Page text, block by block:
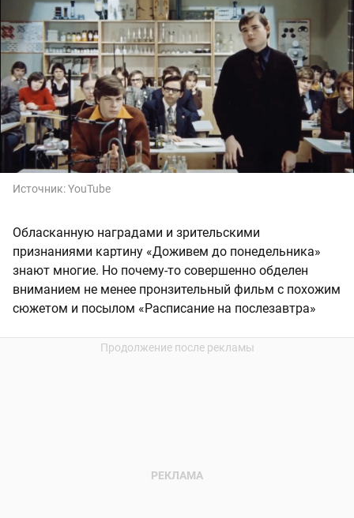
Источник:YouTube
Обласканную наградами и зрительскими
признаниями картину «Доживем до понедельника»
знают многие. Но почему-то совершенно обделен
вниманием не менее пронзительный фильм с похожим
сюжетом и посылом «Расписание на послезавтра»